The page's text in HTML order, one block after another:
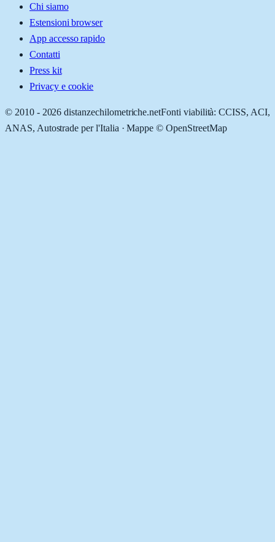
Chi siamo
Estensioni browser
App accesso rapido
Contatti
Press kit
Privacy e cookie
© 2010 - 2026 distanzechilometriche.netFonti viabilità: CCISS, ACI,
ANAS, Autostrade per l'Italia · Mappe © OpenStreetMap